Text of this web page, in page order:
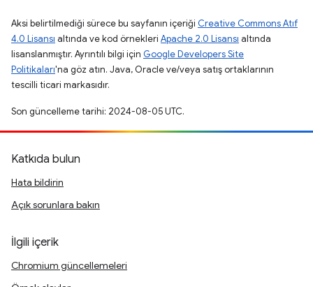
Aksi belirtilmediği sürece bu sayfanın içeriği Creative Commons Atıf
4.0 Lisansı altında ve kod örnekleri Apache 2.0 Lisansı altında
lisanslanmıştır. Ayrıntılı bilgi için Google Developers Site
Politikaları'na göz atın. Java, Oracle ve/veya satış ortaklarının
tescilli ticari markasıdır.
Son güncelleme tarihi: 2024-08-05 UTC.
Katkıda bulun
Hata bildirin
Açık sorunlara bakın
İlgili içerik
Chromium güncellemeleri